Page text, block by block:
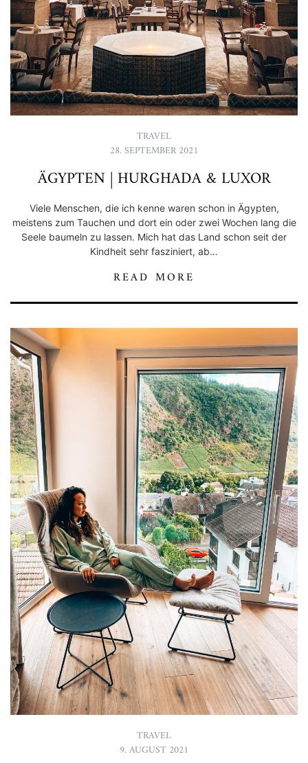
TRAVEL
28. SEPTEMBER 2021
ÄGYPTEN | HURGHADA & LUXOR
Viele Menschen, die ich kenne waren schon in Ägypten,
meistens zum Tauchen und dort ein oder zwei Wochen lang die
Seele baumeln zu lassen. Mich hat das Land schon seit der
Kindheit sehr fasziniert, ab…
READ MORE
TRAVEL
9. AUGUST 2021